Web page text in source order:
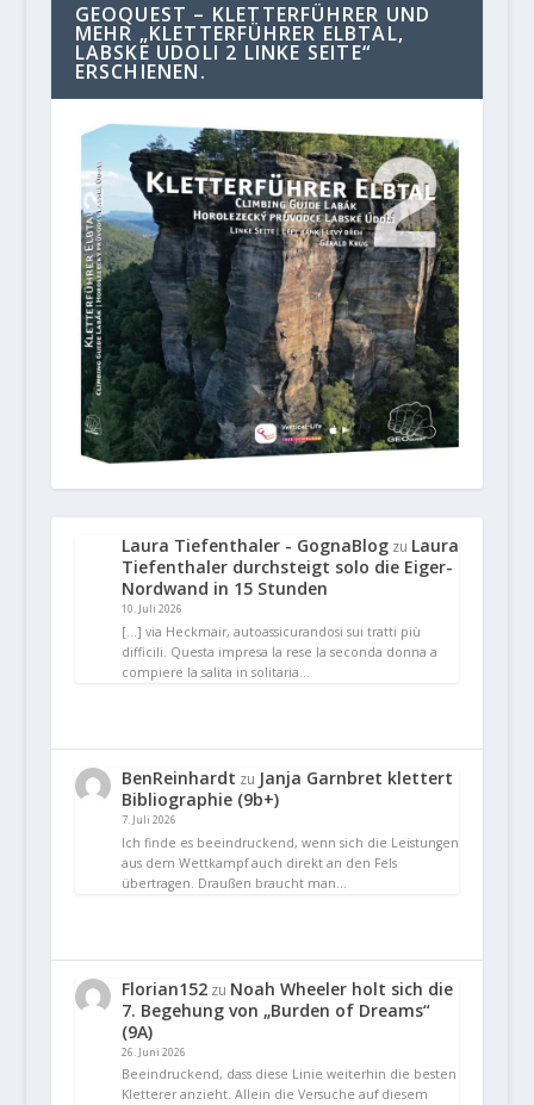
GEOQUEST – KLETTERFÜHRER UND
MEHR „KLETTERFÜHRER ELBTAL,
LABSKE UDOLI 2 LINKE SEITE“
ERSCHIENEN.
Laura Tiefenthaler - GognaBlogzu Laura
Tiefenthaler durchsteigt solo die Eiger-
Nordwand in 15 Stunden
10. Juli 2026
[…] via Heckmair, autoassicurandosi sui tratti più
difficili. Questa impresa la rese la seconda donna a
compiere la salita in solitaria…
BenReinhardt zu Janja Garnbret klettert
Bibliographie (9b+)
7. Juli 2026
Ich finde es beeindruckend, wenn sich die Leistungen
aus dem Wettkampf auch direkt an den Fels
übertragen. Draußen braucht man…
Florian152zu Noah Wheeler holt sich die
7. Begehung von „Burden of Dreams“
(9A)
26. Juni 2026
Beeindruckend, dass diese Linie weiterhin die besten
Kletterer anzieht. Allein die Versuche auf diesem